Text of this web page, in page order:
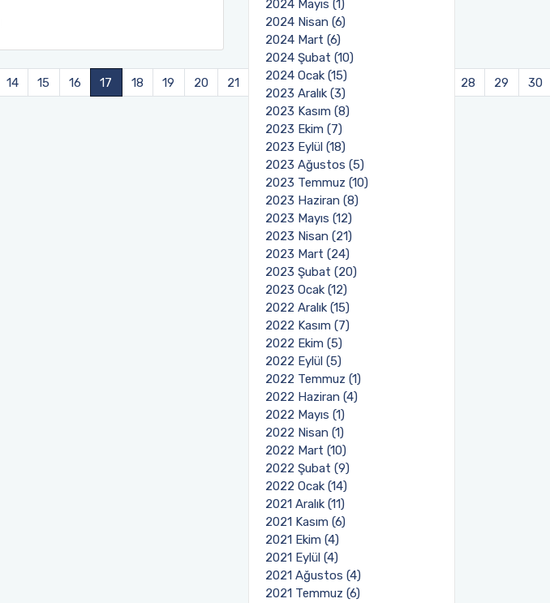
14 15 16 17 18 19 20 21 22 23 24 28 29 30
2024 Mayıs (1)
2024 Nisan (6)
2024 Mart (6)
2024 Şubat (10)
2024 Ocak (15)
2023 Aralık (3)
2023 Kasım (8)
2023 Ekim (7)
2023 Eylül (18)
2023 Ağustos (5)
2023 Temmuz (10)
2023 Haziran (8)
2023 Mayıs (12)
2023 Nisan (21)
2023 Mart (24)
2023 Şubat (20)
2023 Ocak (12)
2022 Aralık (15)
2022 Kasım (7)
2022 Ekim (5)
2022 Eylül (5)
2022 Temmuz (1)
2022 Haziran (4)
2022 Mayıs (1)
2022 Nisan (1)
2022 Mart (10)
2022 Şubat (9)
2022 Ocak (14)
2021 Aralık (11)
2021 Kasım (6)
2021 Ekim (4)
2021 Eylül (4)
2021 Ağustos (4)
2021 Temmuz (6)